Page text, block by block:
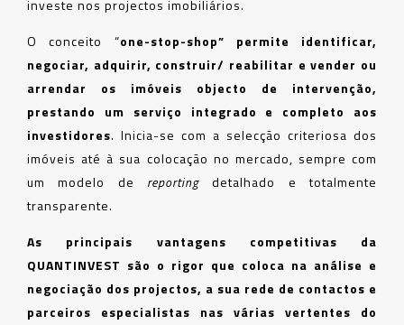
investe nos projectos imobiliários.
O conceito “one-stop-shop” permite
identificar,
negociar, adquirir, construir/ reabilitar e vender ou
arrendar os imóveis objecto de intervenção,
prestando um serviço integrado e completo aos
investidores. Inicia-se com a selecção criteriosa dos
imóveis até à sua colocação no mercado, sempre com
um modelo de reporting detalhado e totalmente
transparente.
As principais vantagens competitivas da
QUANTINVEST são o rigor que coloca na análise e
negociação dos projectos, a sua rede de contactos e
parceiros especialistas nas várias vertentes do